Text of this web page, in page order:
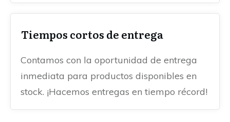
Tiempos cortos de entrega
Contamos con la oportunidad de entrega
inmediata para productos disponibles en
stock. ¡Hacemos entregas en tiempo récord!